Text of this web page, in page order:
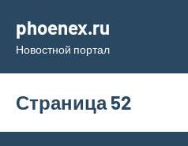
содержимому
phoenex.ru
Новостной портал
Страница 52